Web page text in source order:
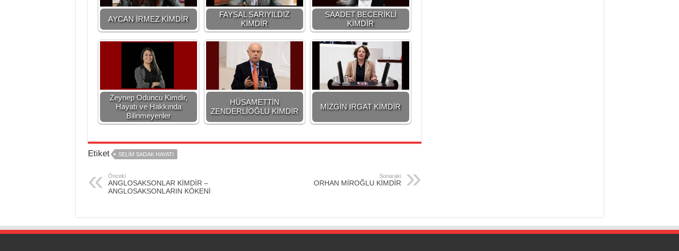
AYCAN İRMEZ KİMDİR
FAYSAL SARIYILDIZ
KİMDİR
SAADET BECERİKLİ
KİMDİR
Zeynep Oduncu Kimdir,
Hayatı ve Hakkında
Bilinmeyenler
HÜSAMETTİN
ZENDERLİOĞLU KİMDİR
MİZGİN IRGAT KİMDİR
Etiket SELİM SADAK HAYATI
Önceki
ANGLOSAKSONLAR KİMDİR –
ANGLOSAKSONLARIN KÖKENİ
Sonaraki
ORHAN MİROĞLU KİMDİR